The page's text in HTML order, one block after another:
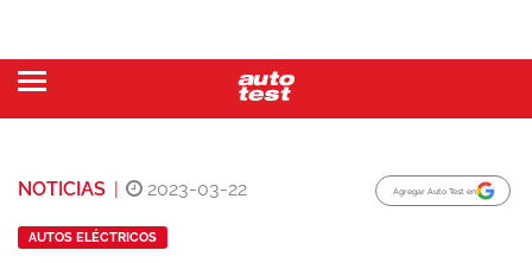
NOTICIAS | 2023-03-22 Agregar Auto Test en
AUTOS ELÉCTRICOS